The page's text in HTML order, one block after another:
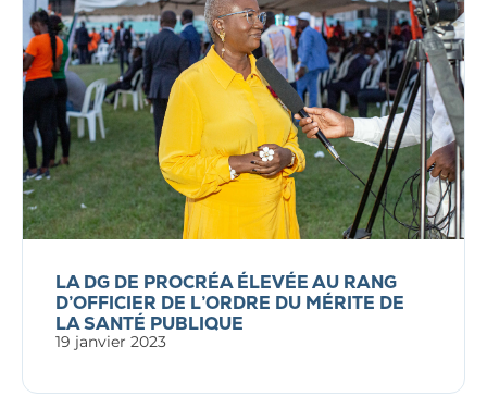
LA DG DE PROCRÉA ÉLEVÉE AU RANG
D’OFFICIER DE L’ORDRE DU MÉRITE DE
LA SANTÉ PUBLIQUE
19 janvier 2023